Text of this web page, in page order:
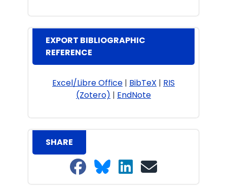
EXPORT BIBLIOGRAPHIC
REFERENCE
Excel/Libre Office | BibTeX | RIS
(Zotero) | EndNote
SHARE
Share on Facebook
Share on Bluesky
Share on LinkedIn